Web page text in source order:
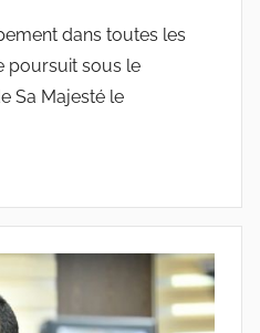
dans toutes les
poursuit sous le
Sa Majesté le